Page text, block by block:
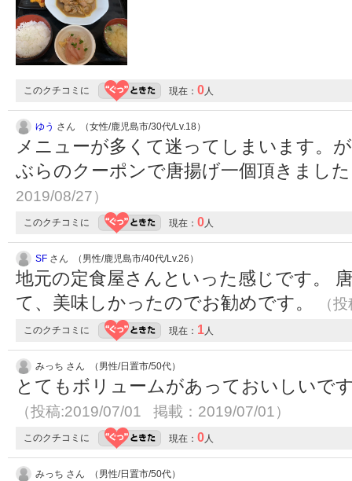
このクチコミに 現在： 0人
ゆう さん （女性/鹿児島市/30代/Lv.18）
メニューが多くて迷ってしまいます。
ぶらのクーポンで唐揚げ一個頂きまし
2019/08/27）
このクチコミに 現在： 0人
SF さん （男性/鹿児島市/40代/Lv.26）
地元の定食屋さんといった感じです。
て、美味しかったのでお勧めです。
（
このクチコミに 現在： 1人
みっち さん （男性/日置市/50代）
とてもボリュームがあっておいしいで
（投稿:2019/07/01 掲載：2019/07/01）
このクチコミに 現在： 0人
みっち さん （男性/日置市/50代）